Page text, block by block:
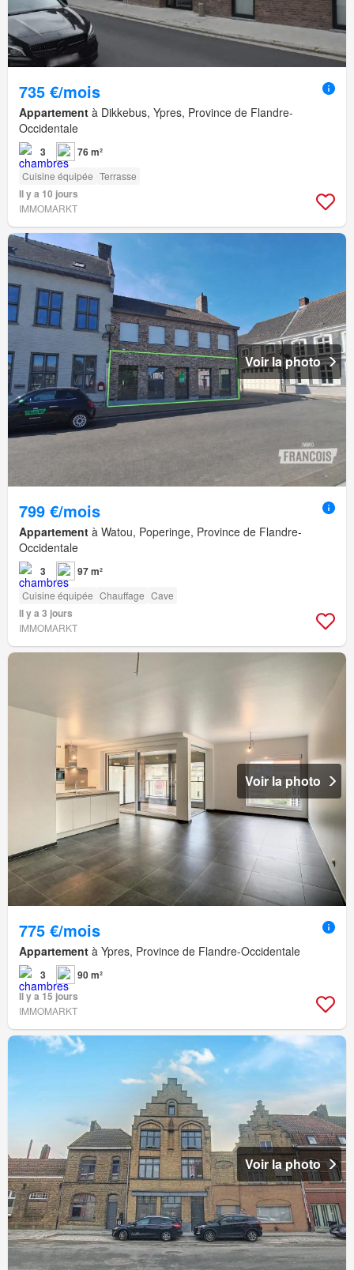
735 €/mois
Appartement à Dikkebus, Ypres, Province de Flandre-
Occidentale
3 76 m²
Cuisine équipée Terrasse
Il y a 10 jours
IMMOMARKT
Voir la photo
799 €/mois
Appartement à Watou, Poperinge, Province de Flandre-
Occidentale
3 97 m²
Cuisine équipée Chauffage Cave
Il y a 3 jours
IMMOMARKT
Voir la photo
775 €/mois
Appartement à Ypres, Province de Flandre-Occidentale
3
90 m²
Il y a 15 jours
IMMOMARKT
Voir la photo